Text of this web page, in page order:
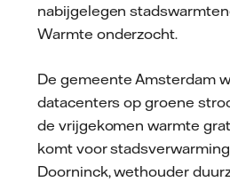
nabijgelegen
Warmte onderzocht.
De gemeente Amsterdam
datacenters op groene
de vrijgekomen warmte
komt voor
Doorninck, wethouder